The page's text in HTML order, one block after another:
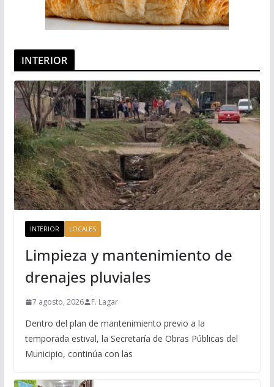
INTERIOR
INTERIOR LOCALES
Limpieza y mantenimiento de
drenajes pluviales
7 agosto, 2026 F. Lagar
Dentro del plan de mantenimiento previo a la
temporada estival, la Secretaría de Obras Públicas del
Municipio, continúa con las